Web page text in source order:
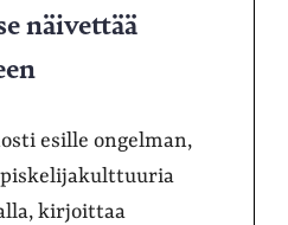
näivettää
esille ongelman,
kirjoittaa